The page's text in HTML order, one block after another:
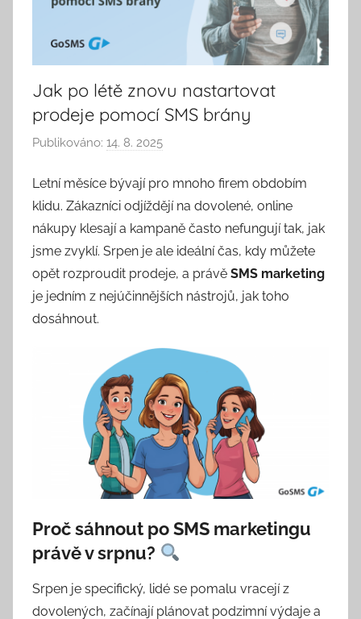
Jak po létě znovu nastartovat
prodeje pomocí SMS brány
Publikováno: 14. 8. 2025
t
o
r
:
P
a
l
C
e
p
á
Letní měsíce bývají pro mnoho firem obdobím
klidu. Zákazníci odjíždějí na dovolené, online
nákupy klesají a kampaně často nefungují tak, jak
jsme zvyklí. Srpen je ale ideální čas, kdy můžete
opět rozproudit prodeje, a právě SMS marketing
je jedním z nejúčinnějších nástrojů, jak toho
dosáhnout.
Proč sáhnout po SMS marketingu
právě v srpnu?
Srpen je specifický, lidé se pomalu vracejí z
dovolených, začínají plánovat podzimní výdaje a